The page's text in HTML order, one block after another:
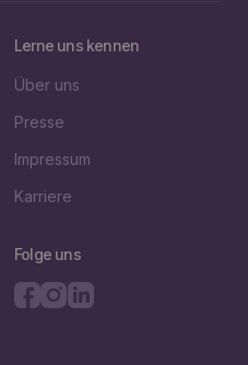
Lerne uns kennen
Über uns
Presse
Impressum
Karriere
Folge uns